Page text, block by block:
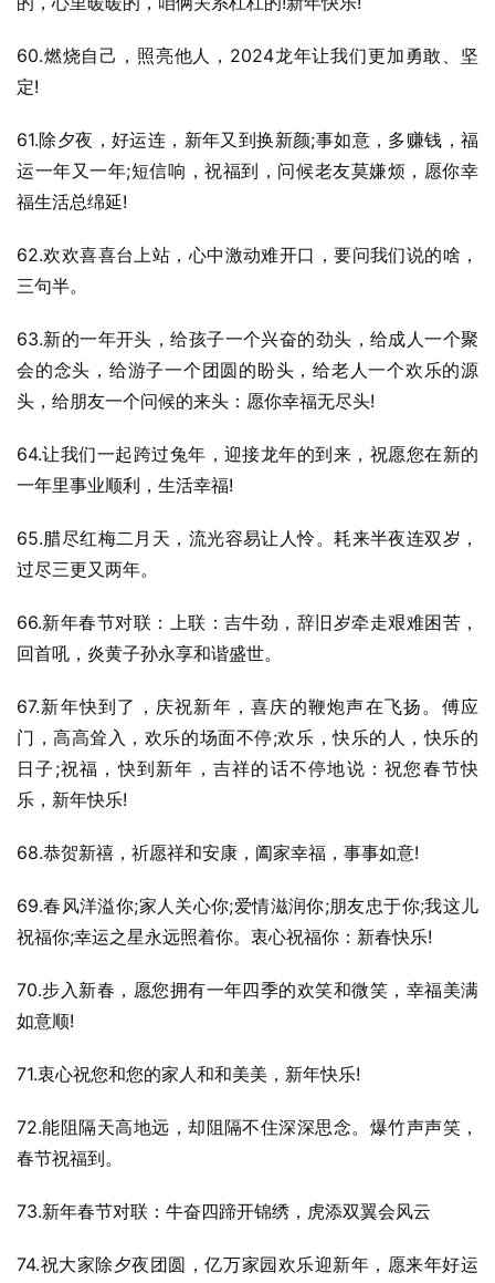
60.燃烧自己，照亮他人，2024龙年让我们更加勇敢、坚
定!
61.除夕夜，好运连，新年又到换新颜;事如意，多赚钱，福
运一年又一年;短信响，祝福到，问候老友莫嫌烦，愿你幸
福生活总绵延!
62.欢欢喜喜台上站，心中激动难开口，要问我们说的啥，
三句半。
63.新的一年开头，给孩子一个兴奋的劲头，给成人一个聚
会的念头，给游子一个团圆的盼头，给老人一个欢乐的源
头，给朋友一个问候的来头：愿你幸福无尽头!
64.让我们一起跨过兔年，迎接龙年的到来，祝愿您在新的
一年里事业顺利，生活幸福!
65.腊尽红梅二月天，流光容易让人怜。耗来半夜连双岁，
过尽三更又两年。
66.新年春节对联：上联：吉牛劲，辞旧岁牵走艰难困苦，
回首吼，炎黄子孙永享和谐盛世。
67.新年快到了，庆祝新年，喜庆的鞭炮声在飞扬。傅应
门，高高耸入，欢乐的场面不停;欢乐，快乐的人，快乐的
日子;祝福，快到新年，吉祥的话不停地说：祝您春节快
乐，新年快乐!
68.恭贺新禧，祈愿祥和安康，阖家幸福，事事如意!
69.春风洋溢你;家人关心你;爱情滋润你;朋友忠于你;我这儿
祝福你;幸运之星永远照着你。衷心祝福你：新春快乐!
70.步入新春，愿您拥有一年四季的欢笑和微笑，幸福美满
如意顺!
71.衷心祝您和您的家人和和美美，新年快乐!
72.能阻隔天高地远，却阻隔不住深深思念。爆竹声声笑，
春节祝福到。
73.新年春节对联：牛奋四蹄开锦绣，虎添双翼会风云
74.祝大家除夕夜团圆，亿万家园欢乐迎新年，愿来年好运